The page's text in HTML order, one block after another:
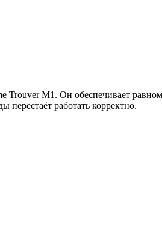
Trouver M1. Он обеспечивает
перестаёт работать корректно.